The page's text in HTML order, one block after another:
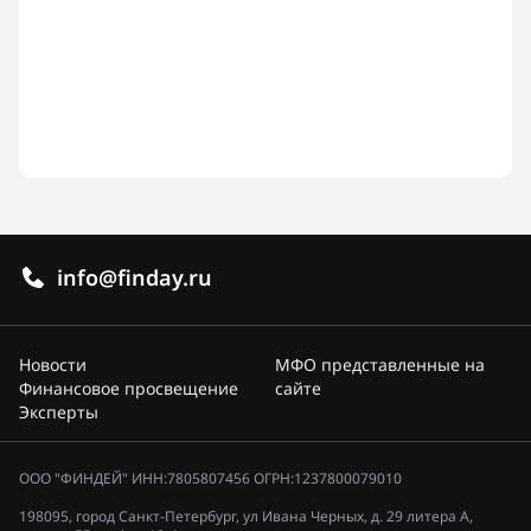
info@finday.ru
Новости
Финансовое просвещение
Эксперты
МФО представленные на
сайте
ООО "ФИНДЕЙ" ИНН:7805807456 ОГРН:1237800079010
198095, город Санкт-Петербург, ул Ивана Черных, д. 29 литера А,